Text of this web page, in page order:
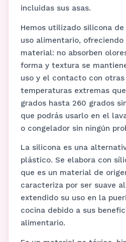
incluidas sus asas.
Hemos utilizado silicona
uso alimentario,
material: no absorben
forma y textura se
uso y el contacto con otras
temperaturas extremas
grados hasta 260 grados
que podrás usarlo en el
o congelador sin ningún
La silicona es una
plástico. Se elabora con
que es un material de
caracteriza por ser suave
extendido su uso en la
cocina debido a sus
alimentario.